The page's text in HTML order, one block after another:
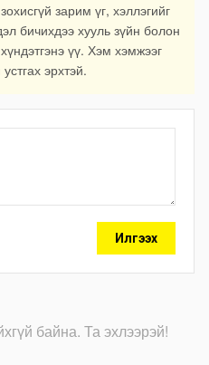
зарим үг, хэллэгийг
бичихдээ хууль зүйн болон
үү. Хэм хэмжээг
эрхтэй.
Илгээх
байна. Та эхлээрэй!